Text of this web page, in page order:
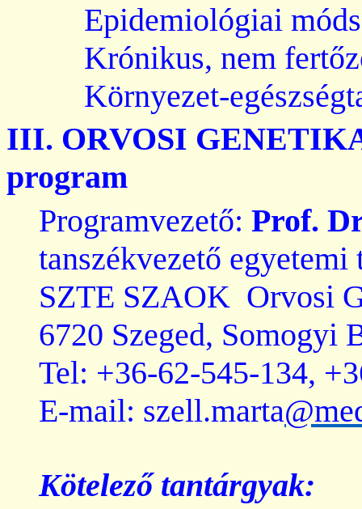
Epidemiológiai
Krónikus, nem
Környezet-
III. ORVOSI
program
Programvezető: Prof.
tanszékvezető
SZTE SZAOK Orvosi
6720 Szeged, Somogyi
Tel: +36-62-545-134,
E-mail: szell.marta
Kötelező tantárgyak: